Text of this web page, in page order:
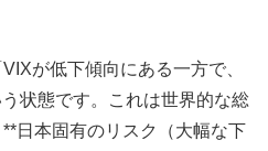
が低下傾向にある一方で、
状態です。これは世界的な総
日本固有のリスク（大幅な下